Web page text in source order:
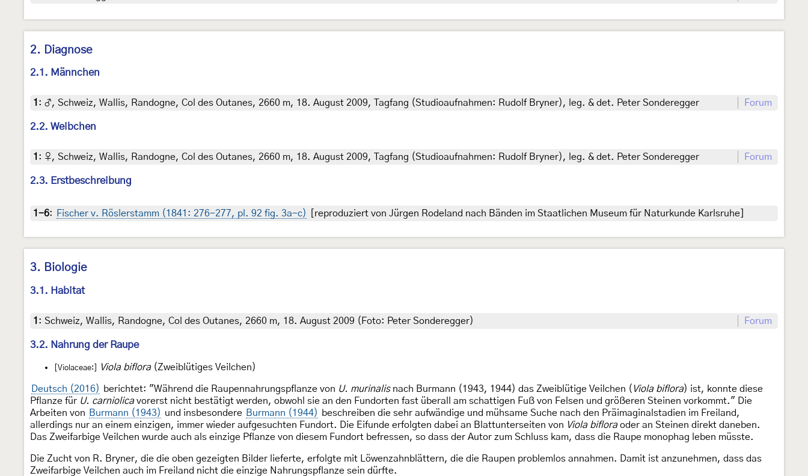
2. Diagnose
2.1. Männchen
1 : ♂, Schweiz, Wallis, Randogne, Col des Outanes, 2660 m, 18. August 2009, Tagfang (Studioaufnahmen: Rudolf Bryner), leg. & det. Peter Sonderegger Forum
2.2. Weibchen
1 : ♀, Schweiz, Wallis, Randogne, Col des Outanes, 2660 m, 18. August 2009, Tagfang (Studioaufnahmen: Rudolf Bryner), leg. & det. Peter Sonderegger Forum
2.3. Erstbeschreibung
1-6: Fischer v. Röslerstamm (1841: 276-277, pl. 92 fig. 3a-c) [reproduziert von Jürgen Rodeland nach Bänden im Staatlichen Museum für Naturkunde Karlsruhe]
3. Biologie
3.1. Habitat
1 : Schweiz, Wallis, Randogne, Col des Outanes, 2660 m, 18. August 2009 (Foto: Peter Sonderegger) Forum
3.2. Nahrung der Raupe
[Violaceae:] Viola biflora(Zweiblütiges Veilchen)
Deutsch (2016) berichtet: "Während die Raupennahrungspflanze von U. murinalisnach Burmann (1943, 1944) das Zweiblütige Veilchen ( Viola biflora) ist, konnte diese
Pflanze für U. carniolicavorerst nicht bestätigt werden, obwohl sie an den Fundorten fast überall am schattigen Fuß von Felsen und größeren Steinen vorkommt." Die
Arbeiten von Burmann (1943) und insbesondere Burmann (1944)
beschreiben die sehr aufwändige und mühsame Suche nach den Präimaginalstadien im Freiland,
allerdings nur an einem einzigen, immer wieder aufgesuchten Fundort. Die Eifunde erfolgten dabei an Blattunterseiten von Viola bifloraoder an Steinen direkt daneben.
Das Zweifarbige Veilchen wurde auch als einzige Pflanze von diesem Fundort befressen, so dass der Autor zum Schluss kam, dass die Raupe monophag leben müsste.
Die Zucht von R. Bryner, die die oben gezeigten Bilder lieferte, erfolgte mit Löwenzahnblättern, die die Raupen problemlos annahmen. Damit ist anzunehmen, dass das
Zweifarbige Veilchen auch im Freiland nicht die einzige Nahrungspflanze sein dürfte.